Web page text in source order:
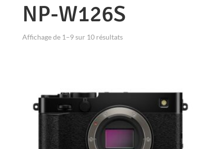
NP-W126S
Affichage de 1–9 sur 10 résultats